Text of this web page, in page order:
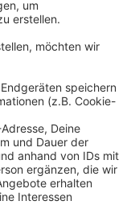
aber nur
Zuzug von
sei die